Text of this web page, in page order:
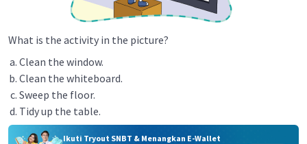
What is the activity in the picture?
Clean the window.
Clean the whiteboard.
Sweep the floor.
Tidy up the table.
Ikuti Tryout SNBT & Menangkan E-Wallet